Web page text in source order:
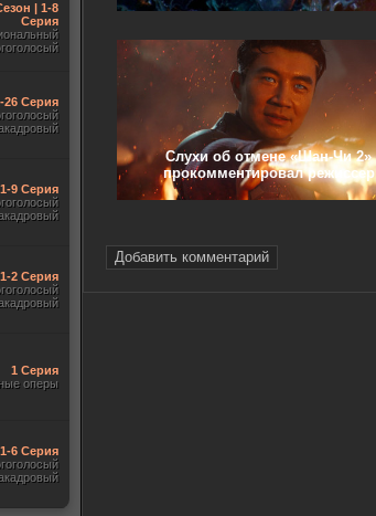
Слухи об отмене «Шан-Чи 2»
прокомментировал режиссер
Добавить комментарий
| 1-8
Серия
26 Серия
1-9 Серия
1-2 Серия
1 Серия
оперы
1-6 Серия